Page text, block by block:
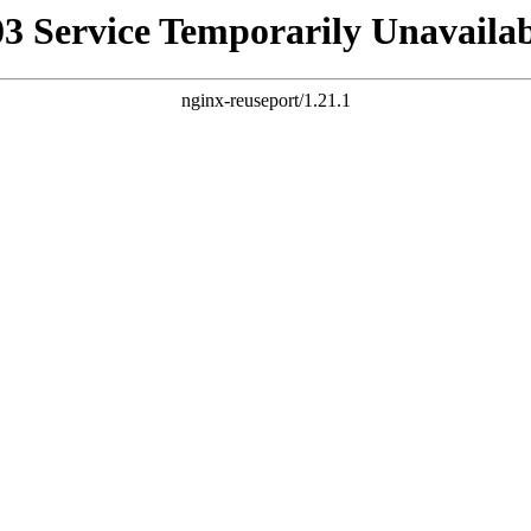
Service Temporarily
nginx-reuseport/1.21.1